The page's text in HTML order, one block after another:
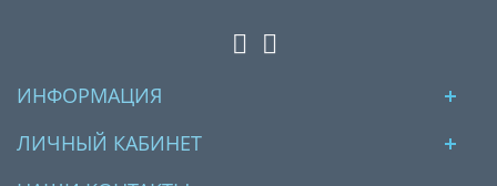
ИНФОРМАЦИЯ
ЛИЧНЫЙ КАБИНЕТ